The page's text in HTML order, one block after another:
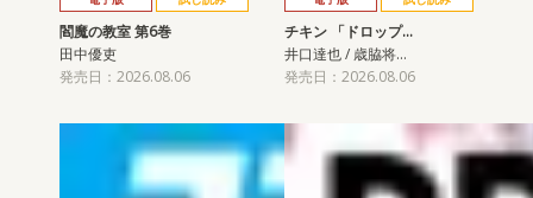
閻魔の教室 第6巻
田中優吏
発売日：2026.08.06
チキン 「ドロップ…
井口達也 / 歳脇将…
発売日：2026.08.06